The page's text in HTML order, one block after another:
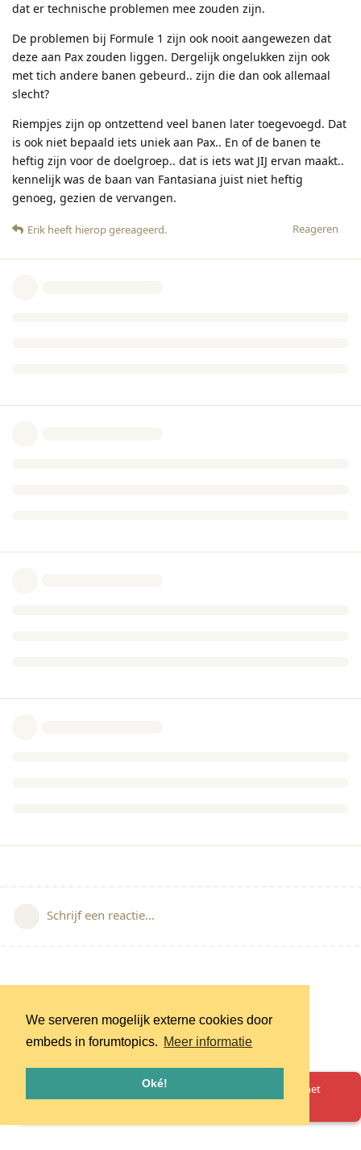
We serveren mogelijk externe cookies door
embeds in forumtopics. Meer informatie
Oké!
dat er technische problemen mee zouden zijn.
De problemen bij Formule 1 zijn ook nooit aangewezen dat
deze aan Pax zouden liggen. Dergelijk ongelukken zijn ook
met tich andere banen gebeurd.. zijn die dan ook allemaal
slecht?
Riempjes zijn op ontzettend veel banen later toegevoegd. Dat
is ook niet bepaald iets uniek aan Pax.. En of de banen te
heftig zijn voor de doelgroep.. dat is iets wat JIJ ervan maakt..
kennelijk was de baan van Fantasiana juist niet heftig
genoeg, gezien de vervangen.
Reageren
Erik heeft hierop gereageerd.
Schrijf een reactie...
Oeps! Er is iets misgegaan. Herlaad de pagina en probeer het
opnieuw.